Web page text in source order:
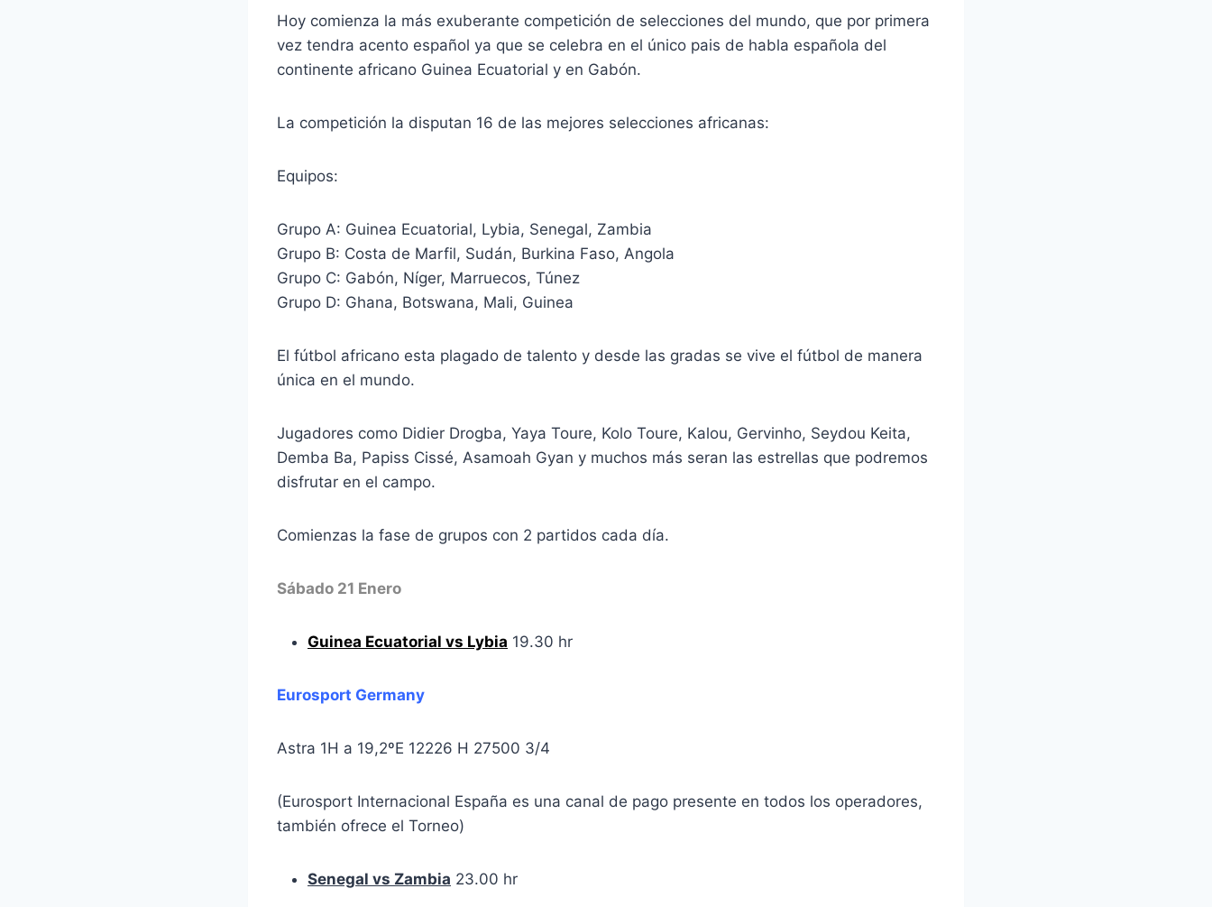
Hoy comienza la más exuberante competición de selecciones del mundo, que por primera
vez tendra acento español ya que se celebra en el único pais de habla española del
continente africano Guinea Ecuatorial y en Gabón.
La competición la disputan 16 de las mejores selecciones africanas:
Equipos:
Grupo A: Guinea Ecuatorial, Lybia, Senegal, Zambia
Grupo B: Costa de Marfil, Sudán, Burkina Faso, Angola
Grupo C: Gabón, Níger, Marruecos, Túnez
Grupo D: Ghana, Botswana, Mali, Guinea
El fútbol africano esta plagado de talento y desde las gradas se vive el fútbol de manera
única en el mundo.
Jugadores como Didier Drogba, Yaya Toure, Kolo Toure, Kalou, Gervinho, Seydou Keita,
Demba Ba, Papiss Cissé, Asamoah Gyan y muchos más seran las estrellas que podremos
disfrutar en el campo.
Comienzas la fase de grupos con 2 partidos cada día.
Sábado 21 Enero
Guinea Ecuatorial vs Lybia 19.30 hr
Eurosport Germany
Astra 1H a 19,2ºE 12226 H 27500 3/4
(Eurosport Internacional España es una canal de pago presente en todos los operadores,
también ofrece el Torneo)
Senegal vs Zambia 23.00 hr